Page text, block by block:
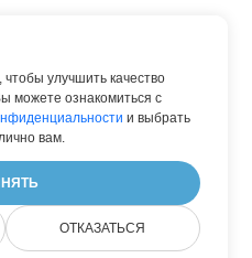
улучшить качество
можете ознакомиться с
и выбрать
вам.
ОТКАЗАТЬСЯ